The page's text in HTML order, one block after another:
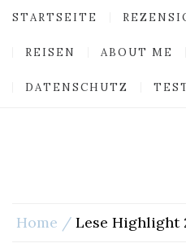
STARTSEITE
REISEN ABOUT ME
DATENSCHUTZ
Home Lese Highlight